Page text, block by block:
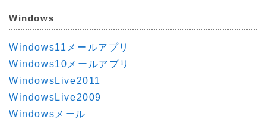
Windows
Windows11メールアプリ
Windows10メールアプリ
WindowsLive2011
WindowsLive2009
Windowsメール